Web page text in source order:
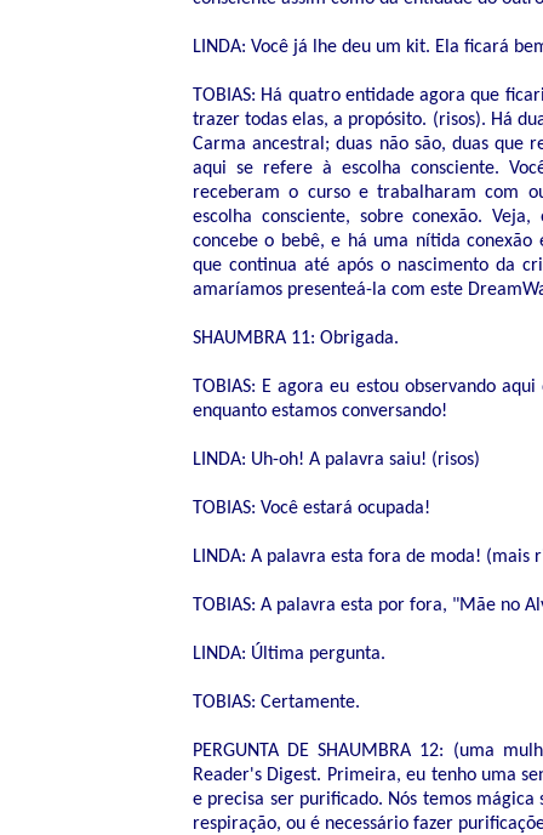
LINDA: Você já lhe deu um kit. Ela ficará
TOBIAS: Há quatro entidade agora que
trazer todas elas, a propósito. (risos). Há
Carma ancestral; duas não são, duas que
aqui se refere à escolha consciente.
receberam o curso e trabalharam com
escolha consciente, sobre conexão.
concebe o bebê, e há uma nítida
que continua até após o nascimento da
amaríamos presenteá-la com este
SHAUMBRA 11: Obrigada.
TOBIAS: E agora eu estou observando
enquanto estamos conversando!
LINDA: Uh-oh! A palavra saiu! (risos)
TOBIAS: Você estará ocupada!
LINDA: A palavra esta fora de moda! (mais
TOBIAS: A palavra esta por fora, "Mãe no
LINDA: Última pergunta.
TOBIAS: Certamente.
PERGUNTA DE SHAUMBRA 12: (uma
Reader's Digest. Primeira, eu tenho uma
e precisa ser purificado. Nós temos
respiração, ou é necessário fazer